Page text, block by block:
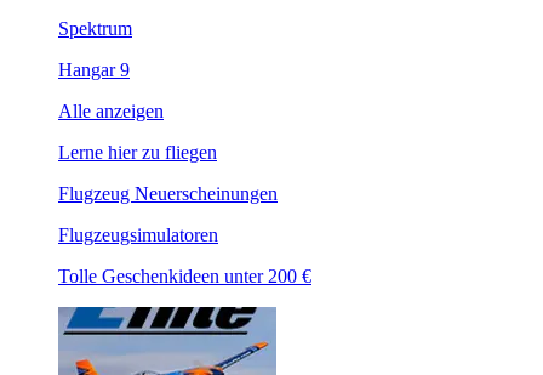
Spektrum
Hangar 9
Alle anzeigen
Lerne hier zu fliegen
Flugzeug Neuerscheinungen
Flugzeugsimulatoren
Tolle Geschenkideen unter 200 €